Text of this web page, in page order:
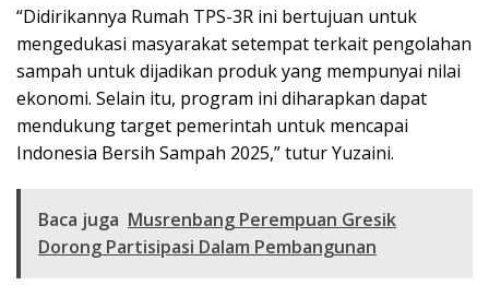
“Didirikannya Rumah TPS-3R ini bertujuan untuk
mengedukasi masyarakat setempat terkait pengolahan
sampah untuk dijadikan produk yang mempunyai nilai
ekonomi. Selain itu, program ini diharapkan dapat
mendukung target pemerintah untuk mencapai
Indonesia Bersih Sampah 2025,” tutur Yuzaini.
Baca juga Musrenbang Perempuan Gresik
Dorong Partisipasi Dalam Pembangunan